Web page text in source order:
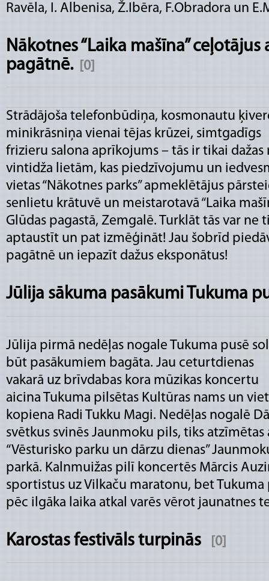
Ravēla, I. Albenisa, Ž.Ibēra, F.Obradora un
Nākotnes “Laika mašīna” ceļotājus
pagātnē.
[0]
Strādājoša telefonbūdiņa, kosmonautu
minikrāsniņa vienai tējas krūzei, simtgadīgs
frizieru salona aprīkojums – tās ir tikai dažas
vintidža lietām, kas piedzīvojumu un
vietas “Nākotnes parks” apmeklētājus
senlietu krātuvē un meistarotavā “Laika
Glūdas pagastā, Zemgalē. Turklāt tās var
aptaustīt un pat izmēģināt! Jau šobrīd
pagātnē un iepazīt dažus eksponātus!
Jūlija sākuma pasākumi Tukuma
Jūlija pirmā nedēļas nogale Tukuma pusē
būt pasākumiem bagāta. Jau ceturtdienas
vakarā uz brīvdabas kora mūzikas koncertu
aicina Tukuma pilsētas Kultūras nams un
kopiena Radi Tukku Magi. Nedēļas nogalē
svētkus svinēs Jaunmoku pils, tiks atzīmētas
“Vēsturisko parku un dārzu dienas”
parkā. Kalnmuižas pilī koncertēs Mārcis
sportistus uz Vilkaču maratonu, bet Tukuma
pēc ilgāka laika atkal varēs vērot jaunatnes
Karostas festivāls turpinās [0]